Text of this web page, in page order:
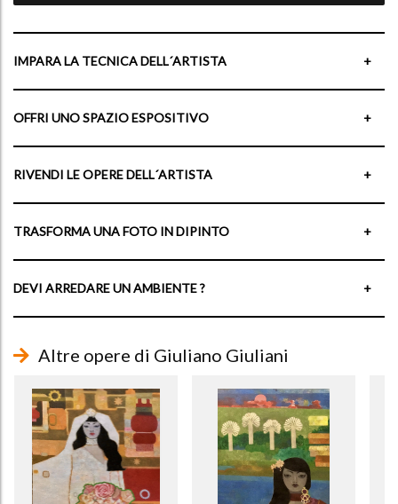
IMPARA LA TECNICA DELL´ARTISTA +
OFFRI UNO SPAZIO ESPOSITIVO +
RIVENDI LE OPERE DELL´ARTISTA +
TRASFORMA UNA FOTO IN DIPINTO +
DEVI ARREDARE UN AMBIENTE ? +
Altre opere di Giuliano Giuliani